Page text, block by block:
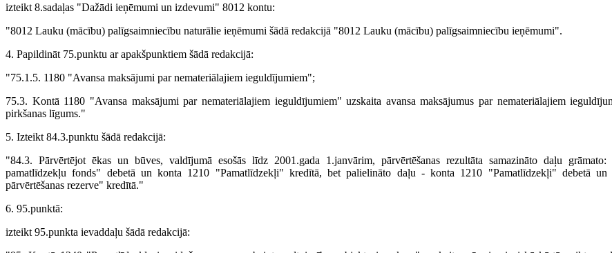
izteikt 8.sadaļas "Dažādi ieņēmumi un izdevumi" 8012 kontu:
"8012 Lauku (mācību) palīgsaimniecību naturālie ieņēmumi šādā redakcijā "8012 Lauku (mācību) palīgsaimniecību ieņēmumi".
4. Papildināt 75.punktu ar apakšpunktiem šādā redakcijā:
"75.1.5. 1180 "Avansa maksājumi par nemateriālajiem ieguldījumiem";
75.3. Kontā 1180 "Avansa maksājumi par nemateriālajiem ieguldījumiem" uzskaita avansa maksājumus par nemateriālajiem
pirkšanas līgums."
5. Izteikt 84.3.punktu šādā redakcijā:
"84.3. Pārvērtējot ēkas un būves, valdījumā esošās līdz 2001.gada 1.janvārim, pārvērtēšanas rezultāta samazināto daļu
pamatlīdzekļu fonds" debetā un konta 1210 "Pamatlīdzekļi" kredītā, bet palielināto daļu - konta 1210 "Pamatlīdzekļi" debetā
pārvērtēšanas rezerve" kredītā."
6. 95.punktā:
izteikt 95.punkta ievaddaļu šādā redakcijā: